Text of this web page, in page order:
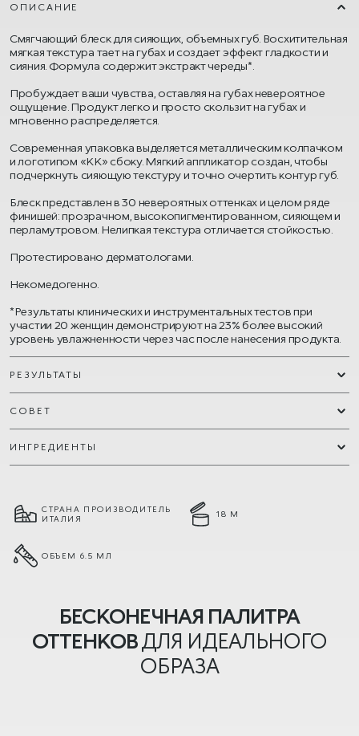
ОПИСАНИЕ
Cмягчающий блеск для сияющих, объемных губ. Восхитительная
мягкая текстура тает на губах и создает эффект гладкости и
сияния. Формула содержит экстракт череды*.
Пробуждает ваши чувства, оставляя на губах невероятное
ощущение. Продукт легко и просто скользит на губах и
мгновенно распределяется.
Современная упаковка выделяется металлическим колпачком
и логотипом «KK» сбоку. Мягкий аппликатор создан, чтобы
подчеркнуть сияющую текстуру и точно очертить контур губ.
Блеск представлен в 30 невероятных оттенках и целом ряде
финишей: прозрачном, высокопигментированном, сияющем и
перламутровом. Нелипкая текстура отличается стойкостью.
Протестировано дерматологами.
Некомедогенно.
*Результаты клинических и инструментальных тестов при
участии 20 женщин демонстрируют на 23% более высокий
уровень увлажненности через час после нанесения продукта.
РЕЗУЛЬТАТЫ
СОВЕТ
ИНГРЕДИЕНТЫ
СТРАНА ПРОИЗВОДИТЕЛЬ
ИТАЛИЯ
18 М
ОБЪЕМ 6.5 МЛ
БЕСКОНЕЧНАЯ ПАЛИТРА
ОТТЕНКОВДЛЯ ИДЕАЛЬНОГО
ОБРАЗА